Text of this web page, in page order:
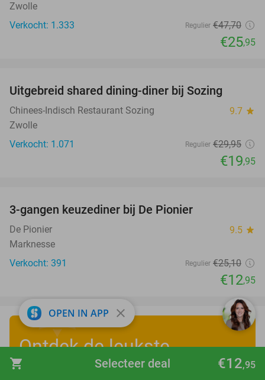
shopping_cart €12,95
Selecteer deal
Zwolle
Verkocht: 1.333
Regulier €47,70
€25,95
Uitgebreid shared dining-diner bij Sozing
Chinees-Indisch Restaurant Sozing 9.7 star
Zwolle
Verkocht: 1.071
Regulier €29,95
€19,95
3-gangen keuzediner bij De Pionier
De Pionier 9.5 star
Marknesse
Verkocht: 391
Regulier €25,10
€12,95
Ontdek de leukste
zomervakantiedeals
OPEN IN APP close